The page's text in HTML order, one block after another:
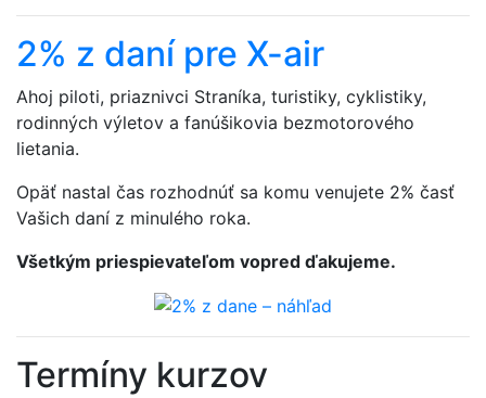
2% z daní pre X-air
Ahoj piloti, priaznivci Straníka, turistiky, cyklistiky,
rodinných výletov a fanúšikovia bezmotorového
lietania.
Opäť nastal čas rozhodnúť sa komu venujete 2% časť
Vašich daní z minulého roka.
Všetkým priespievateľom vopred ďakujeme.
Termíny kurzov